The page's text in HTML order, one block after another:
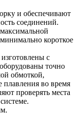
и обеспечивают
соединений.
короткое
с
точно
обмоткой,
плавления во время
проверять места